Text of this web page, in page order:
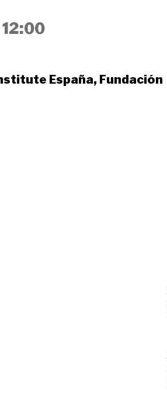
12:00
España, Fundación